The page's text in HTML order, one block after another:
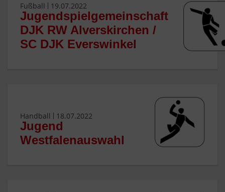
Fußball 19.07.2022
Jugendspielgemeinschaft
DJK RW Alverskirchen /
SC DJK Everswinkel
Handball 18.07.2022
Jugend
Westfalenauswahl